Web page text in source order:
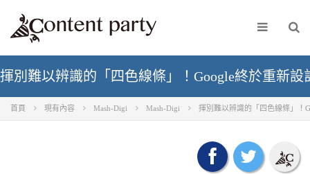
揮別難以辨識的「四色線條」！Google終於重新設
首頁 現有內容 Mash-Digi Mash-Digi 揮別難以辨識的「四色線條」！